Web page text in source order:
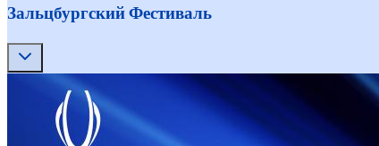
Зальцбургский Фестиваль